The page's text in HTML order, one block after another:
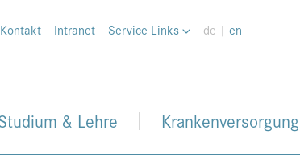
Kontakt Intranet Service-Links de | en
& Lehre Krankenversorgung